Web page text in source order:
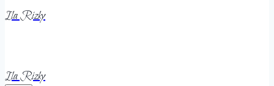
Ila Rizky
Ila Rizky